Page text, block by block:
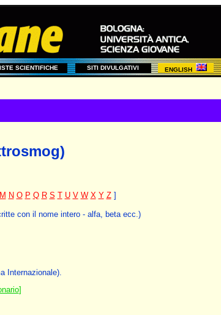
SCIENTIFICHE SITI DIVULGATIVI ENGLISH
M N O P Q R S T U V W X Y Z]
con il nome intero - alfa, beta ecc.)
Internazionale).
]